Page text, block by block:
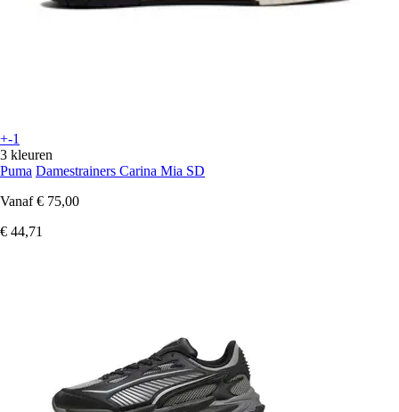
+-1
3 kleuren
Puma Damestrainers Carina Mia SD
Vanaf € 75,00
€ 44,71